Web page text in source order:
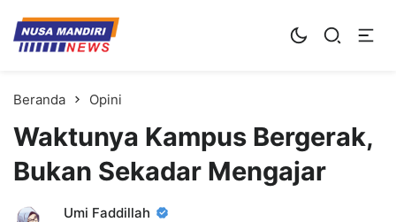
Kampus Digital Bisnis
Universitas Nusa Mandiri
Beranda Opini
Waktunya Kampus Bergerak,
Bukan Sekadar Mengajar
Umi Faddillah